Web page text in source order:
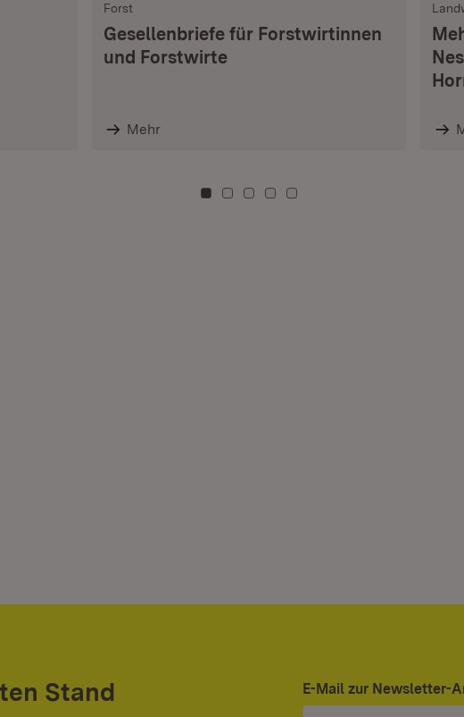
Forst
Gesellenbriefe für Forstwirtinnen
und Forstwirte
Mehr
Zu Kachel: 0
Zu Kachel: 3
Zu Kachel: 6
Zu Kachel: 9
Zu Kachel: 12
Stand E-Mail zur Newsletter-